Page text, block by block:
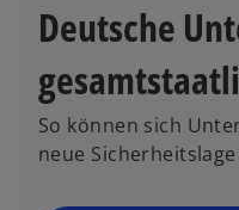
Deutsche
So können sich
neue